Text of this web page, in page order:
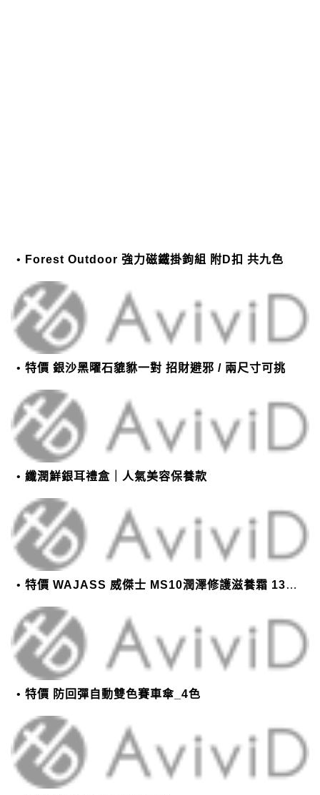
Forest Outdoor 強力磁鐵掛鉤組 附D扣 共九色
特價 銀沙黑曜石貔貅一對 招財避邪 / 兩尺寸可挑
纖潤鮮銀耳禮盒｜人氣美容保養款
特價 WAJASS 威傑士 MS10潤澤修護滋養霜 130ml
特價 防回彈自動雙色賽車傘_4色